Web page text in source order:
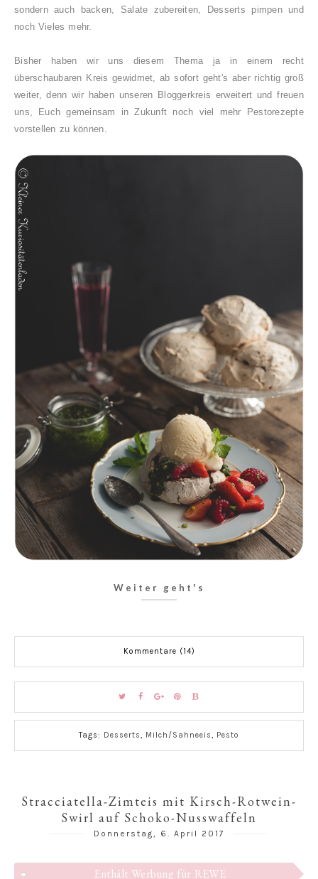
sondern auch backen, Salate zubereiten,
Desserts pimpen und
noch Vieles mehr.
Bisher haben wir uns diesem Thema ja in einem recht
überschaubaren Kreis gewidmet, ab sofort geht's aber richtig groß
weiter, denn wir haben unseren Bloggerkreis erweitert und freuen
uns, Euch gemeinsam in Zukunft noch viel mehr Pestorezepte
vorstellen zu können.
Weiter geht's
Kommentare (14)
Tags: Desserts Milch/Sahneeis Pesto
Stracciatella-Zimteis mit Kirsch-Rotwein-
Swirl auf Schoko-Nusswaffeln
Donnerstag, 6. April 2017
Enthält Werbung für REWE